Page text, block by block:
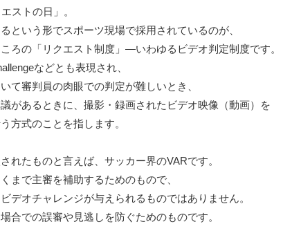
ストの日」。
という形でスポーツ現場で採用されているのが、
ろの「リクエスト制度」—いわゆるビデオ判定制度です。
などとも表現され、
て審判員の肉眼での判定が難しいとき、
があるときに、撮影・録画されたビデオ映像（動画）を
方式のことを指します。
れたものと言えば、サッカー界のVARです。
まで主審を補助するためのもので、
デオチャレンジが与えられるものではありません。
合での誤審や見逃しを防ぐためのものです。